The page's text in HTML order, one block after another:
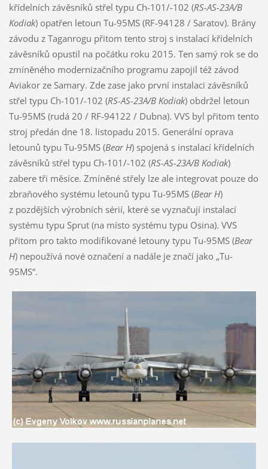
křídelních závěsníků střel typu Ch-101/-102 (RS-AS-23A/B
Kodiak) opatřen letoun Tu-95MS (RF-94128 / Saratov). Brány
závodu z Taganrogu přitom tento stroj s instalací křídelních
závěsníků opustil na počátku roku 2015. Ten samý rok se do
zmíněného modernizačního programu zapojil též závod
Aviakor ze Samary. Zde zase jako první instalaci závěsníků
střel typu Ch-101/-102 (RS-AS-23A/B Kodiak) obdržel letoun
Tu-95MS (rudá 20 / RF-94122 / Dubna). VVS byl přitom tento
stroj předán dne 18. listopadu 2015. Generální oprava
letounů typu Tu-95MS (Bear H) spojená s instalací křídelních
závěsníků střel typu Ch-101/-102 (RS-AS-23A/B Kodiak)
zabere tři měsíce. Zmíněné střely lze ale integrovat pouze do
zbraňového systému letounů typu Tu-95MS (Bear H)
z pozdějších výrobních sérií, které se vyznačují instalací
systému typu Sprut (na místo systému typu Osina). VVS
přitom pro takto modifikované letouny typu Tu-95MS (Bear
H) nepoužívá nové označení a nadále je značí jako „Tu-
95MS“.